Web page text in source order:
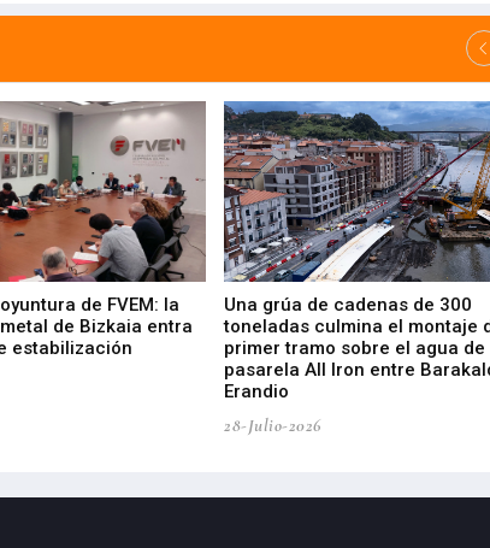
de FVEM: la
de Bizkaia entra
estabilización
Una grúa de cadenas de 300
toneladas culmina el montaje
primer tramo sobre el agua de
pasarela All Iron entre
Erandio
28-Julio-2026